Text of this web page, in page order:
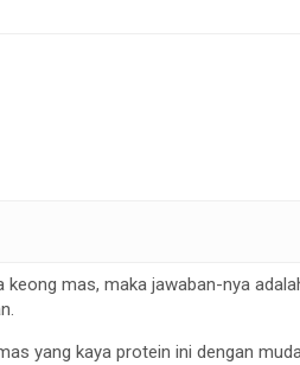
mas, maka jawaban-nya
yang kaya protein ini dengan